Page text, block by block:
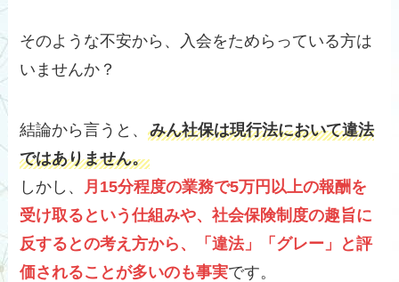
そのような不安から、入会をためらっている方は
いませんか？
結論から言うと、みん社保は現行法において違法
ではありません。
しかし、
月15分程度の業務で5万円以上の報酬を
受け取るという仕組みや、社会保険制度の趣旨に
反するとの考え方から、「違法」「グレー」と評
価されることが多いのも事実です。